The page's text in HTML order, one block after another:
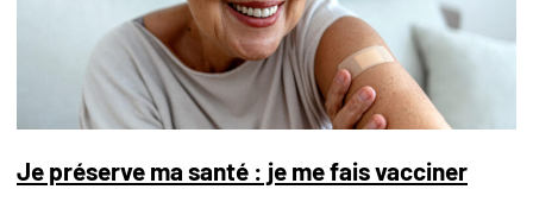
Je préserve ma santé : je me fais vacciner